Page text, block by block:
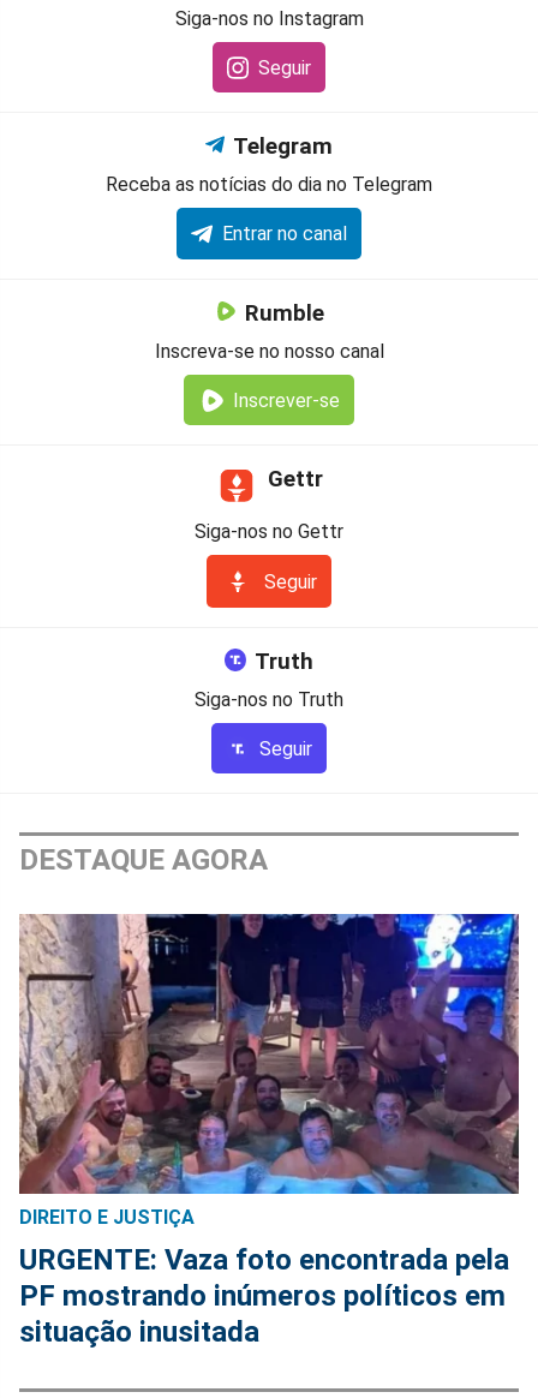
Siga-nos no Instagram
Seguir
Telegram
Receba as notícias do dia no Telegram
Entrar no canal
Rumble
Inscreva-se no nosso canal
Inscrever-se
Gettr
Siga-nos no Gettr
Seguir
Truth
Siga-nos no Truth
Seguir
DESTAQUE AGORA
DIREITO E JUSTIÇA
URGENTE: Vaza foto encontrada pela
PF mostrando inúmeros políticos em
situação inusitada